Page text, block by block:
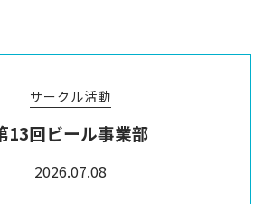
サークル活動
13回ビール事業部
2026.07.08